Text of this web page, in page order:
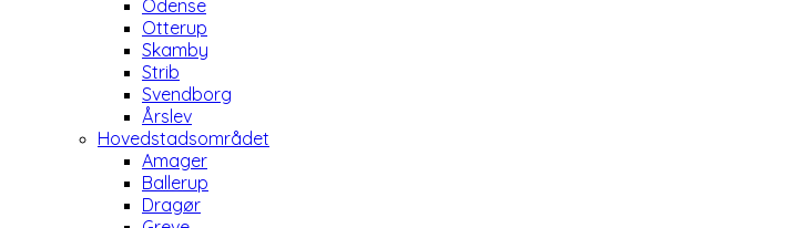
Odense
Otterup
Skamby
Strib
Svendborg
Årslev
Hovedstadsområdet
Amager
Ballerup
Dragør